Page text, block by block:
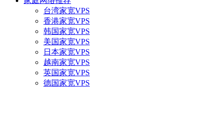
台湾家宽VPS
香港家宽VPS
韩国家宽VPS
美国家宽VPS
日本家宽VPS
越南家宽VPS
英国家宽VPS
德国家宽VPS